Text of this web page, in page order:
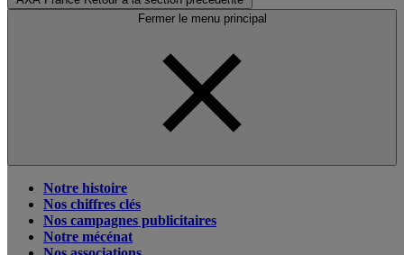
Fermer le menu principal
Notre histoire
Nos chiffres clés
Nos campagnes publicitaires
Notre mécénat